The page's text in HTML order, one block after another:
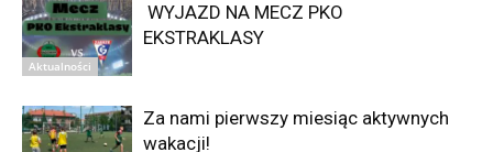
Aktualności
WYJAZD NA MECZ PKO
EKSTRAKLASY
Za nami pierwszy miesiąc aktywnych
wakacji!